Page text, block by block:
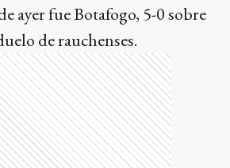
ayer fue Botafogo, 5-0 sobre
de rauchenses.